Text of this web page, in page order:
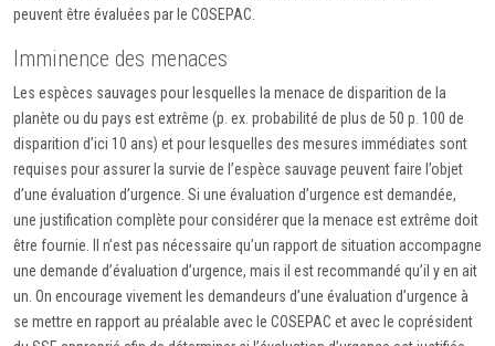
peuvent être évaluées par le COSEPAC.
Imminence des menaces
Les espèces sauvages pour lesquelles la menace de disparition de la
planète ou du pays est extrême (p. ex. probabilité de plus de 50 p. 100 de
disparition d’ici 10 ans) et pour lesquelles des mesures immédiates sont
requises pour assurer la survie de l’espèce sauvage peuvent faire l’objet
d’une évaluation d’urgence. Si une évaluation d’urgence est demandée,
une justification complète pour considérer que la menace est extrême doit
être fournie. Il n’est pas nécessaire qu’un rapport de situation accompagne
une demande d’évaluation d’urgence, mais il est recommandé qu’il y en ait
un. On encourage vivement les demandeurs d’une évaluation d’urgence à
se mettre en rapport au préalable avec le COSEPAC et avec le coprésident